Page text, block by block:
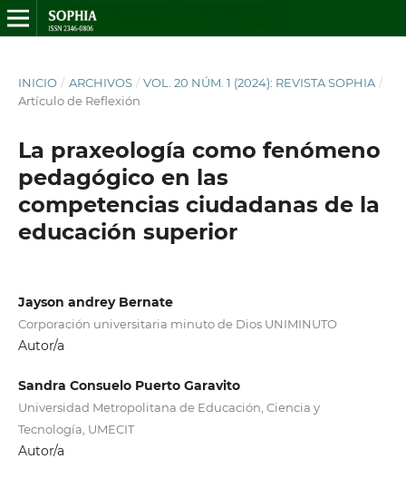
INICIO / ARCHIVOS / VOL. 20 NÚM. 1 (2024): REVISTA SOPHIA /
Artículo de Reflexión
La praxeología como fenómeno
pedagógico en las
competencias ciudadanas de la
educación superior
Jayson andrey Bernate
Corporación universitaria minuto de Dios UNIMINUTO
Autor/a
Sandra Consuelo Puerto Garavito
Universidad Metropolitana de Educación, Ciencia y
Tecnología, UMECIT
Autor/a